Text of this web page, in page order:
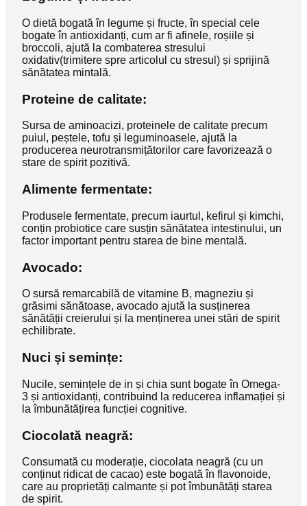
O dietă bogată în legume și fructe, în special cele
bogate în antioxidanți, cum ar fi afinele, roșiile și
broccoli, ajută la combaterea stresului
oxidativ(trimitere spre articolul cu stresul) și sprijină
sănătatea mintală.
Proteine de calitate:
Sursa de aminoacizi, proteinele de calitate precum
puiul, peștele, tofu și leguminoasele, ajută la
producerea neurotransmițătorilor care favorizează o
stare de spirit pozitivă.
Alimente fermentate:
Produsele fermentate, precum iaurtul, kefirul și kimchi,
conțin probiotice care susțin sănătatea intestinului, un
factor important pentru starea de bine mentală.
Avocado:
O sursă remarcabilă de vitamine B, magneziu și
grăsimi sănătoase, avocado ajută la susținerea
sănătății creierului și la menținerea unei stări de spirit
echilibrate.
Nuci și semințe:
Nucile, semințele de in și chia sunt bogate în Omega-
3 și antioxidanți, contribuind la reducerea inflamației și
la îmbunătățirea funcției cognitive.
Ciocolată neagră:
Consumată cu moderație, ciocolata neagră (cu un
conținut ridicat de cacao) este bogată în flavonoide,
care au proprietăți calmante și pot îmbunătăți starea
de spirit.